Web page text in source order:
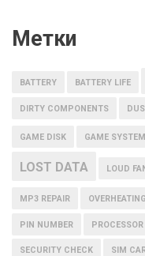
Метки
BATTERY BATTERY LIFE
DIRTY COMPONENTS
GAME DISK GAME SYSTEM
LOST DATA LOUD
MP3 REPAIR OVERHEATING
PIN NUMBER PROCESSOR
SECURITY CHECK SIM